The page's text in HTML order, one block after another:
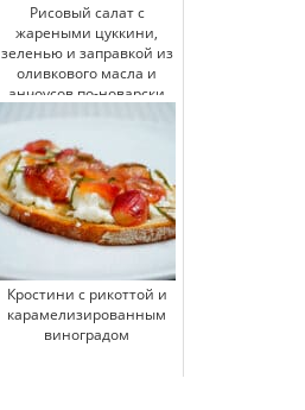
Рисовый салат с
жареными цуккини,
зеленью и заправкой из
оливкового масла и
анчоусов по-новарски
Кростини с рикоттой и
карамелизированным
виноградом